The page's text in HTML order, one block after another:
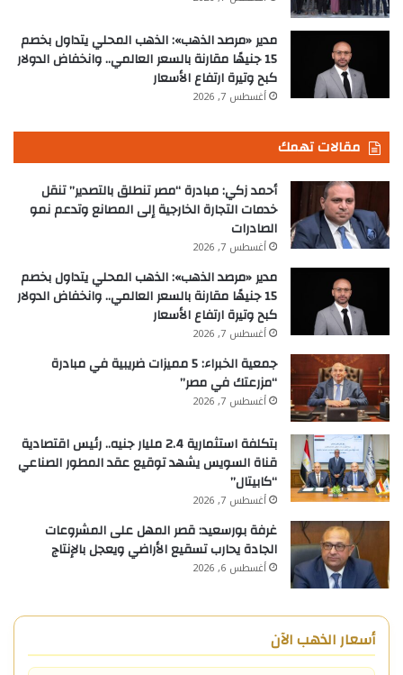
مدير «مرصد الذهب»: الذهب المحلي يتداول بخصم
15 جنيهًا مقارنة بالسعر العالمي.. وانخفاض الدولار
كبح وتيرة ارتفاع الأسعار
أغسطس 7, 2026
مقالات تهمك
أحمد زكي: مبادرة “مصر تنطلق بالتصدير” تنقل
خدمات التجارة الخارجية إلى المصانع وتدعم نمو
الصادرات
أغسطس 7, 2026
مدير «مرصد الذهب»: الذهب المحلي يتداول بخصم
15 جنيهًا مقارنة بالسعر العالمي.. وانخفاض الدولار
كبح وتيرة ارتفاع الأسعار
أغسطس 7, 2026
جمعية الخبراء: 5 مميزات ضريبية في مبادرة
“مزرعتك في مصر”
أغسطس 7, 2026
بتكلفة استثمارية 2.4 مليار جنيه.. رئيس اقتصادية
قناة السويس يشهد توقيع عقد المطور الصناعي
“كابيتال”
أغسطس 7, 2026
غرفة بورسعيد: قصر المهل على المشروعات
الجادة يحارب تسقيع الأراضي ويعجل بالإنتاج
أغسطس 6, 2026
أسعار الذهب الآن